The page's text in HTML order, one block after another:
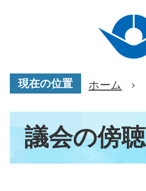
現在の位置 ホーム
議会の傍聴